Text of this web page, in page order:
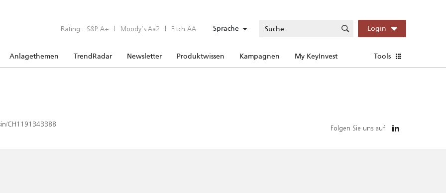
Rating: S&P A+ | Moody’s Aa2 | Fitch AA Sprache Login
Anlagethemen TrendRadar Newsletter Produktwissen Kampagnen My KeyInvest Tools
CH1191343388 Folgen Sie uns auf